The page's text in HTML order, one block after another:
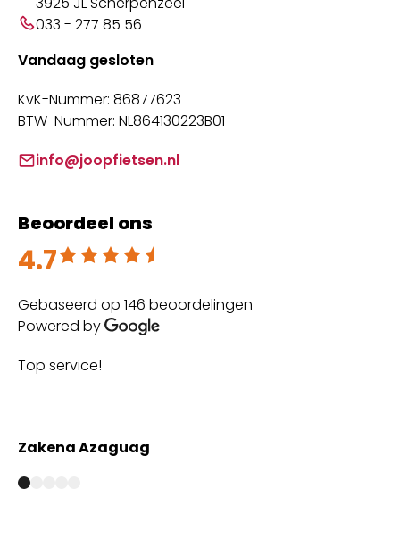
033 - 277 85 56
Vandaag gesloten
KvK-Nummer: 86877623
BTW-Nummer: NL864130223B01
info@joopfietsen.nl
Beoordeel ons
4.7
Beoordeeld met 4.7 uit 5
Gebaseerd op 146 beoordelingen
Powered by
Top service!
Zakena Azaguag